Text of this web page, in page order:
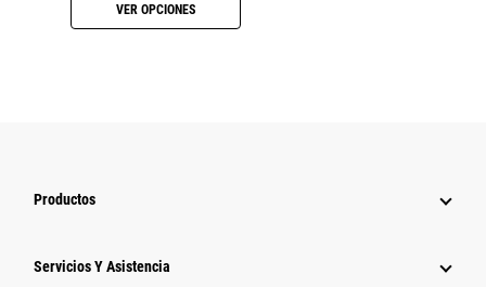
VER OPCIONES
Productos
Servicios Y Asistencia